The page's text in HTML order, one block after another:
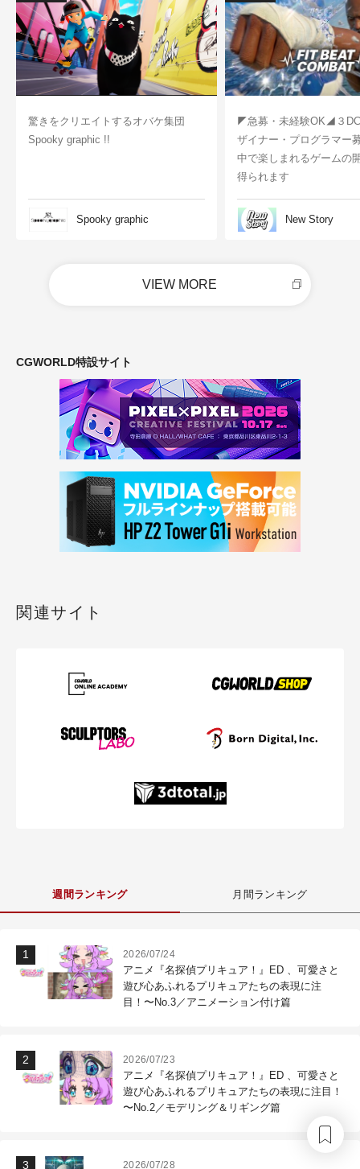
驚きをクリエイトするオバケ集団
Spooky graphic !!
Spooky graphic
◤急募・未経験OK◢３
ザイナー・プログラマー
中で楽しまれるゲームの
得られます
New Story
VIEW MORE
CGWORLD特設サイト
関連サイト
週間ランキング 月間ランキング
2026/07/24
アニメ『名探偵プリキュア！』ED 、可愛さと
遊び心あふれるプリキュアたちの表現に注
目！〜No.3／アニメーション付け篇
2026/07/23
アニメ『名探偵プリキュア！』ED 、可愛さと
遊び心あふれるプリキュアたちの表現に注目！
〜No.2／モデリング＆リギング篇
2026/07/28